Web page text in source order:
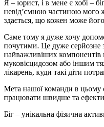
Я – юрист, і в мене є хобі –
невід’ємною частиною мого
здається, що кожен може
Саме тому я дуже хочу
почутими. Це дуже серйозне
найважливіших компонентів
муковісцидозом або іншим
лікарень, куди такі діти
Мета нашої команди в цьому
працювати швидше та
Біг – унікальна фізична